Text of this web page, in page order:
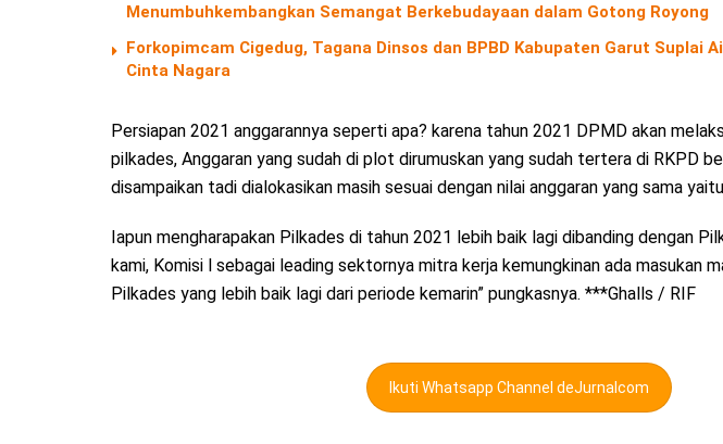
Menumbuhkembangkan Semangat Berkebudayaan dalam Gotong Royong
Forkopimcam Cigedug, Tagana Dinsos dan BPBD Kabupaten Garut Suplai
Cinta Nagara
Persiapan 2021 anggarannya seperti apa? karena tahun 2021 DPMD akan
pilkades, Anggaran yang sudah di plot dirumuskan yang sudah tertera di RKPD
disampaikan tadi dialokasikan masih sesuai dengan nilai anggaran yang sama
Iapun mengharapakan Pilkades di tahun 2021 lebih baik lagi dibanding dengan
kami, Komisi l sebagai leading sektornya mitra kerja kemungkinan ada masukan
Pilkades yang lebih baik lagi dari periode kemarin” pungkasnya. ***Ghalls / RIF
Ikuti Whatsapp Channel deJurnalcom